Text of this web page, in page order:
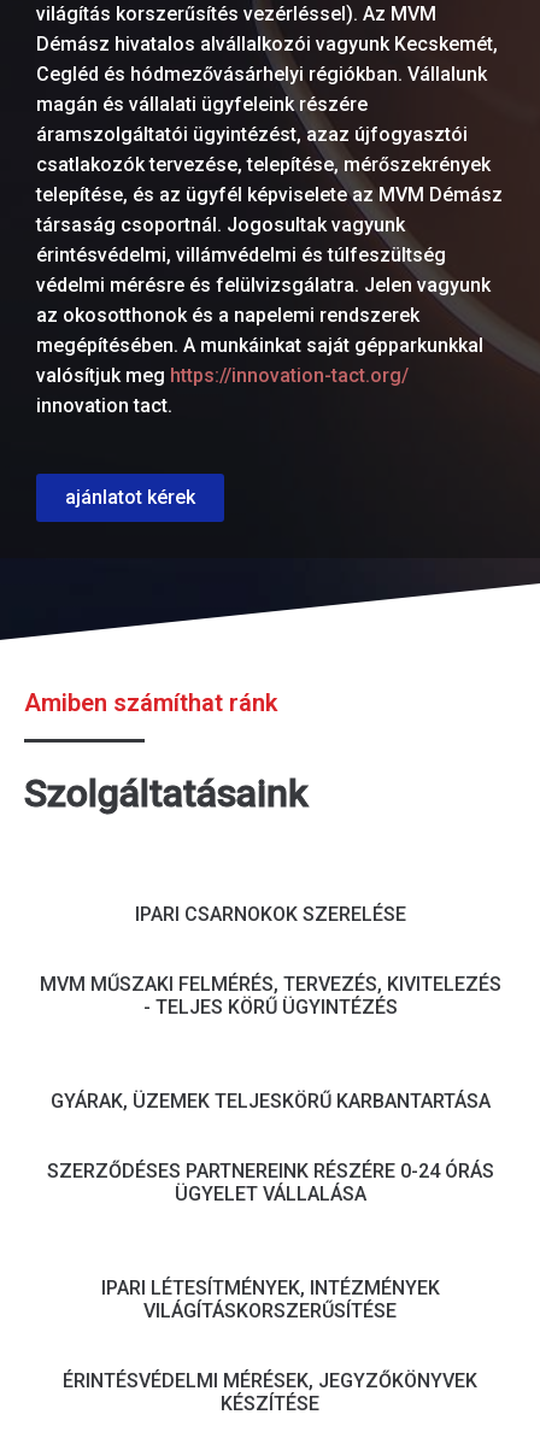
világítás korszerűsítés vezérléssel). Az MVM
Démász hivatalos alvállalkozói vagyunk Kecskemét,
Cegléd és hódmezővásárhelyi régiókban. Vállalunk
magán és vállalati ügyfeleink részére
áramszolgáltatói ügyintézést, azaz újfogyasztói
csatlakozók tervezése, telepítése, mérőszekrények
telepítése, és az ügyfél képviselete az MVM Démász
társaság csoportnál. Jogosultak vagyunk
érintésvédelmi, villámvédelmi és túlfeszültség
védelmi mérésre és felülvizsgálatra. Jelen vagyunk
az okosotthonok és a napelemi rendszerek
megépítésében. A munkáinkat saját gépparkunkkal
valósítjuk meg https://innovation-tact.org/
innovation tact.
ajánlatot kérek
Amiben számíthat ránk
Szolgáltatásaink
IPARI CSARNOKOK SZERELÉSE
MVM MŰSZAKI FELMÉRÉS, TERVEZÉS, KIVITELEZÉS
- TELJES KÖRŰ ÜGYINTÉZÉS
GYÁRAK, ÜZEMEK TELJESKÖRŰ KARBANTARTÁSA
SZERZŐDÉSES PARTNEREINK RÉSZÉRE 0-24 ÓRÁS
ÜGYELET VÁLLALÁSA
IPARI LÉTESÍTMÉNYEK, INTÉZMÉNYEK
VILÁGÍTÁSKORSZERŰSÍTÉSE
ÉRINTÉSVÉDELMI MÉRÉSEK, JEGYZŐKÖNYVEK
KÉSZÍTÉSE